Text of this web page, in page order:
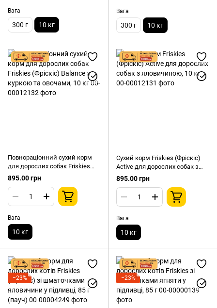
Вага
300 г 10 кг
Вага
300 г 10 кг
Повнораціонний сухий корм
для дорослих собак Friskies
(Фріскіс) Balance з куркою та
овочами, 10 кг
895.00 грн
Вага
10 кг
Сухий корм Friskies (Фріскіс)
Active для дорослих собак з
яловичиною, 10 кг
895.00 грн
Вага
10 кг
−23% −23%